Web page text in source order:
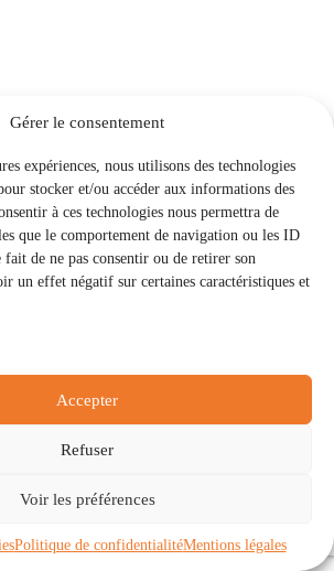
Gérer le consentement
expériences, nous utilisons des technologies
stocker et/ou accéder aux informations des
à ces technologies nous permettra de
que le comportement de navigation ou les ID
fait de ne pas consentir ou de retirer son
un effet négatif sur certaines caractéristiques et
Accepter
Refuser
Voir les préférences
Politique de confidentialitéMentions légales
À propos
de cookies (UE)